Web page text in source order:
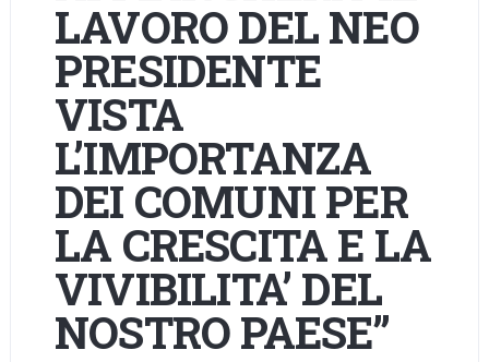
LAVORO DEL NEO
PRESIDENTE
VISTA
L’IMPORTANZA
DEI COMUNI PER
LA CRESCITA E LA
VIVIBILITA’ DEL
NOSTRO PAESE”